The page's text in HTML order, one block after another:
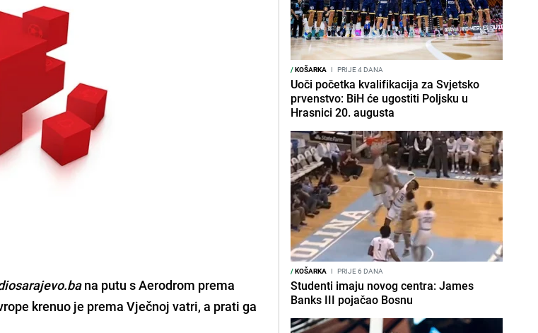
na putu s Aerodrom prema
krenuo je prema Vječnoj vatri, a prati ga
/KOŠARKA I PRIJE 4 DANA
Uoči početka kvalifikacija za Svjetsko
prvenstvo: BiH će ugostiti Poljsku u
Hrasnici 20. augusta
/KOŠARKA I PRIJE 6 DANA
Studenti imaju novog centra: James
Banks III pojačao Bosnu